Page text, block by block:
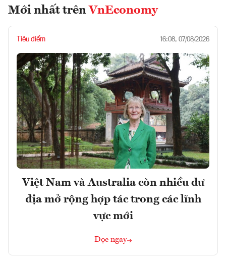
Mới nhất trên VnEconomy
Tiêu điểm 16:08, 07/08/2026
Việt Nam và Australia còn nhiều dư
địa mở rộng hợp tác trong các lĩnh
vực mới
Đọc ngay